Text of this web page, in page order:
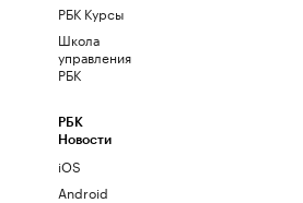
РБК Курсы
Школа
управления
РБК
РБК
Новости
iOS
Android